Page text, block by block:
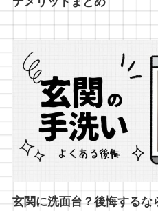
玄関に洗面台？後悔するな